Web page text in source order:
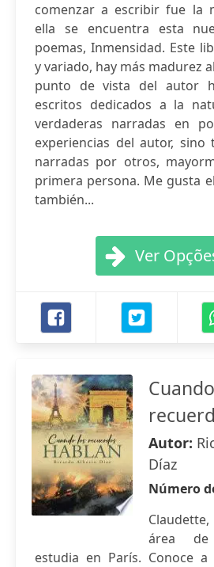
comenzar a escribir fue la
ella se encuentra esta
poemas, Inmensidad. Este
y variado, hay más madurez
punto de vista del autor
escritos dedicados a la
verdaderas narradas en
experiencias del autor, sino
narradas por otros,
primera persona. Me gusta
también...
Ver
Autor:
Díaz
Número
área
estudia en París. Conoce